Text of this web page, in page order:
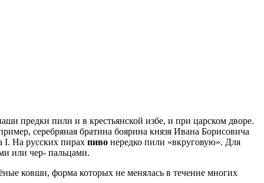
предки пили и в крестьянской избе, и при царском дворе.
серебряная братина боярина князя Ивана Борисовича
I. На русских пирах пиво нередко пили «вкруговую». Для
или чер- пальцами.
ковши, форма которых не менялась в течение многих